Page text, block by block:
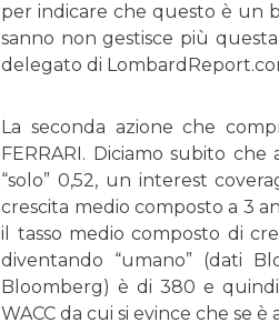
per indicare che questo è un
sanno non gestisce più
delegato di
La seconda azione che
FERRARI. Diciamo subito
“solo” 0,52, un interest
crescita medio composto a 3
il tasso medio composto di
diventando “umano” (dati
Bloomberg) è di 380 e
WACC da cui si evince che se